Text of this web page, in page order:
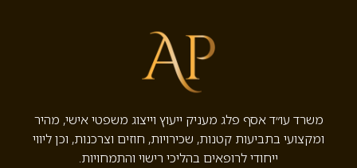
משרד עו״ד אסף פלג מעניק ייעוץ וייצוג משפטי אישי, מהיר
ומקצועי בתביעות קטנות, שכירויות, חוזים וצרכנות, וכן ליווי
ייחודי לרופאים בהליכי רישוי והתמחויות.